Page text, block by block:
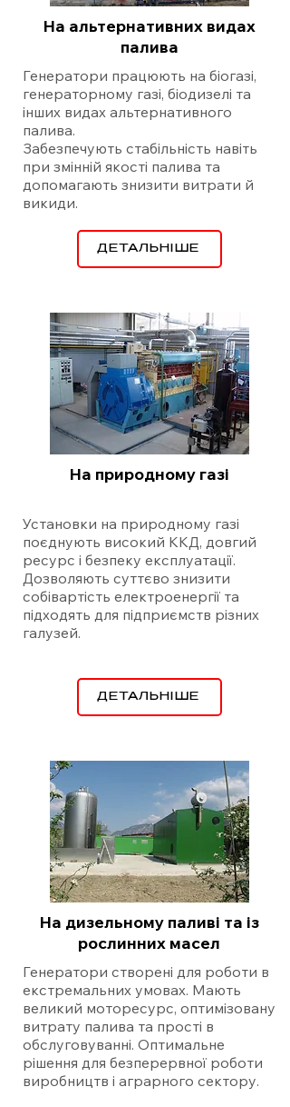
На альтернативних видах
палива
Генератори працюють на біогазі,
генераторному газі, біодизелі та
інших видах альтернативного
палива.
Забезпечують стабільність навіть
при змінній якості палива та
допомагають знизити витрати й
викиди.
ДЕТАЛЬНІШЕ
На природному газі
Установки на природному газі
поєднують високий ККД, довгий
ресурс і безпеку експлуатації.
Дозволяють суттєво знизити
собівартість електроенергії та
підходять для підприємств різних
галузей.
ДЕТАЛЬНІШЕ
На дизельному паливі та із
рослинних масел
Генератори створені для роботи в
екстремальних умовах. Мають
великий моторесурс, оптимізовану
витрату палива та прості в
обслуговуванні. Оптимальне
рішення для безперервної роботи
виробництв і аграрного сектору.